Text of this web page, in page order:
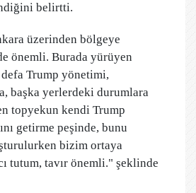
belirtti.
üzerinden bölgeye
önemli. Burada yürüyen
Trump yönetimi,
başka yerlerdeki durumlara
topyekun kendi Trump
getirme peşinde, bunu
bizim ortaya
tutum, tavır önemli." şeklinde